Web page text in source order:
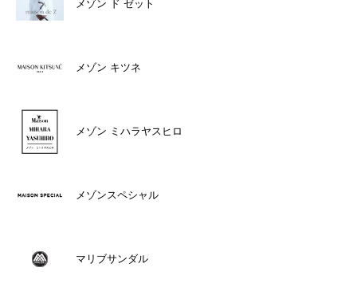
メゾン ド ゼット
メゾン キツネ
メゾン ミハラヤスヒロ
メゾンスペシャル
マリブサンダル